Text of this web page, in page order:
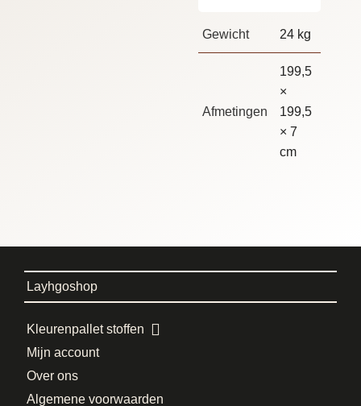
Gewicht 24 kg
Afmetingen
199,5
×
199,5
× 7
cm
Layhgoshop
Kleurenpallet stoffen
Mijn account
Over ons
Algemene voorwaarden